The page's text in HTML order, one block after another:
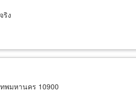
ริง
พมหานคร 10900